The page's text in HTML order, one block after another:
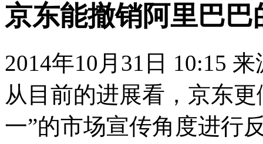
京东能撤销阿里巴
2014年10月31日 10:15
从目前的进展看，京东
一”的市场宣传角度进行